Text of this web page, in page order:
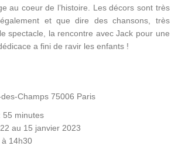
au coeur de l’histoire. Les décors sont très
également et que dire des chansons, très
spectacle, la rencontre avec Jack pour une
a fini de ravir les enfants !
Champs 75006 Paris
55 minutes
au 15 janvier 2023
14h30